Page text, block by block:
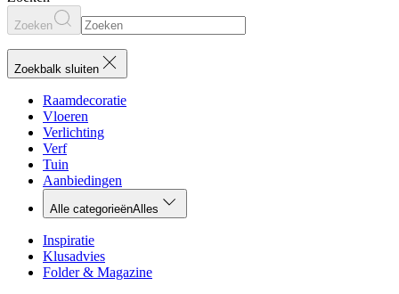
Zoeken
Zoekbalk sluiten
Raamdecoratie
Vloeren
Verlichting
Verf
Tuin
Aanbiedingen
Alle categorieënAlles
Inspiratie
Klusadvies
Folder & Magazine